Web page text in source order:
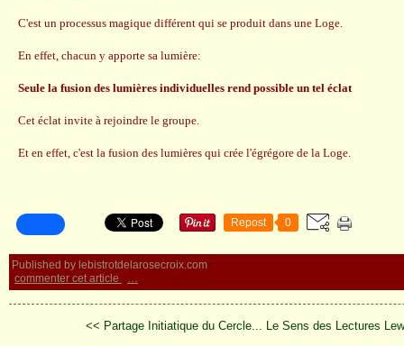
C'est un processus magique différent qui se produit dans une Loge.
En effet, chacun y apporte sa lumière:
Seule la fusion des lumières individuelles rend possible un tel éclat
Cet éclat invite à rejoindre le groupe.
Et en effet, c'est la fusion des lumières qui crée l'égrégore de la Loge.
Repost 0
Published by lebistrotdelarosecroix.com
commenter cet article
…
<< Partage Initiatique du Cercle... Le Sens des Lectures